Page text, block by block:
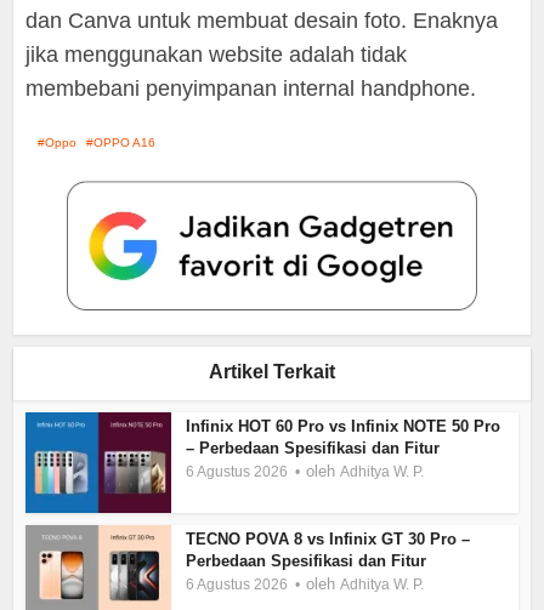
dan Canva untuk membuat desain foto. Enaknya
jika menggunakan website adalah tidak
membebani penyimpanan internal handphone.
Oppo OPPO A16
Artikel Terkait
Infinix HOT 60 Pro vs Infinix NOTE 50 Pro
– Perbedaan Spesifikasi dan Fitur
6 Agustus 2026 olehAdhitya W. P.
TECNO POVA 8 vs Infinix GT 30 Pro –
Perbedaan Spesifikasi dan Fitur
6 Agustus 2026 olehAdhitya W. P.